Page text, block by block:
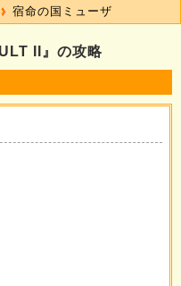
II』の攻略
宿命の国ミューザ